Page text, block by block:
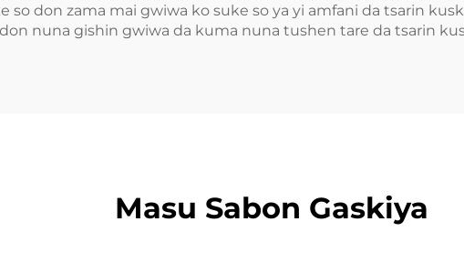
don zama mai gwiwa ko suke so ya yi amfani da tsarin
nuna gishin gwiwa da kuma nuna tushen tare da tsarin
Masu Sabon Gaskiya